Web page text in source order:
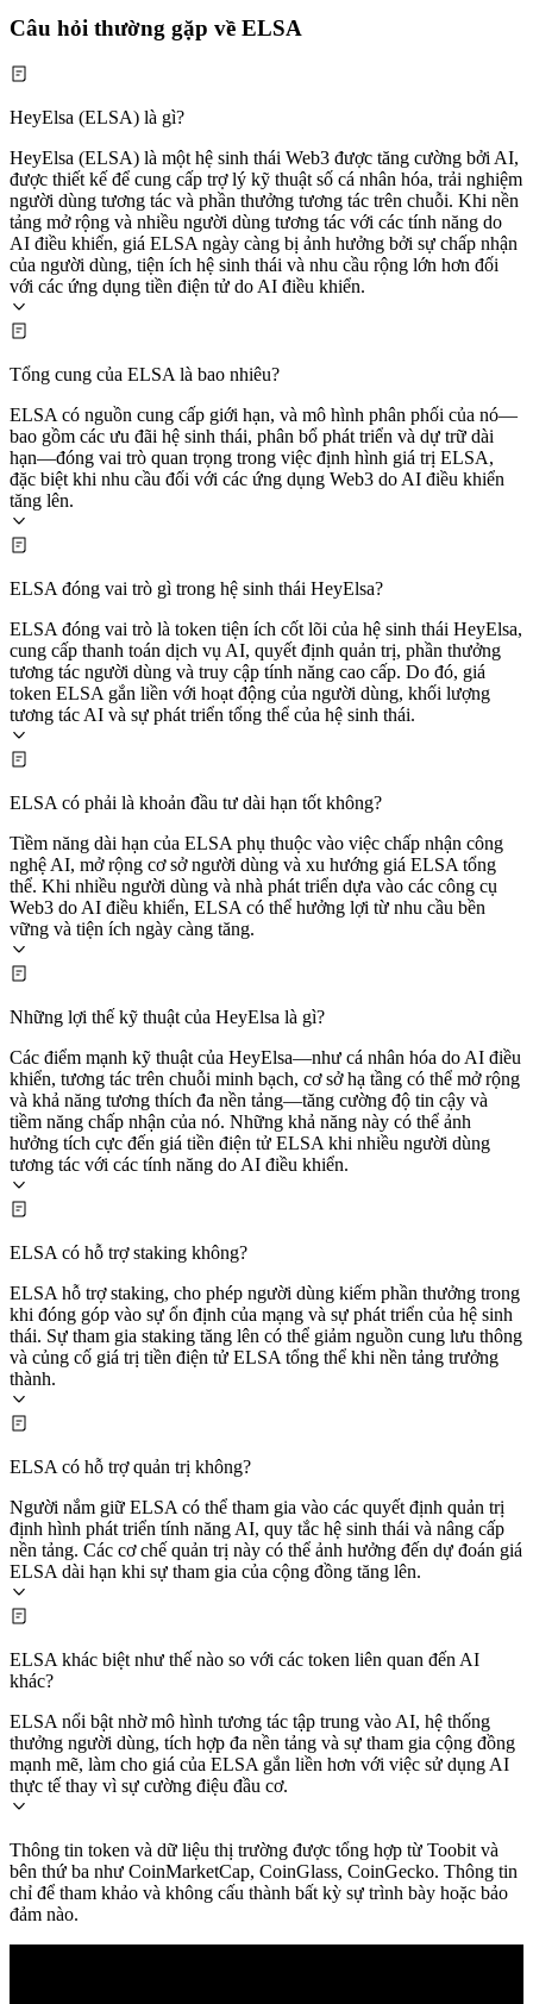
Câu hỏi thường gặp về ELSA
HeyElsa (ELSA) là gì?
HeyElsa (ELSA) là một hệ sinh thái Web3 được tăng cường bởi AI,
được thiết kế để cung cấp trợ lý kỹ thuật số cá nhân hóa, trải nghiệm
người dùng tương tác và phần thưởng tương tác trên chuỗi. Khi nền
tảng mở rộng và nhiều người dùng tương tác với các tính năng do
AI điều khiển, giá ELSA ngày càng bị ảnh hưởng bởi sự chấp nhận
của người dùng, tiện ích hệ sinh thái và nhu cầu rộng lớn hơn đối
với các ứng dụng tiền điện tử do AI điều khiển.
Tổng cung của ELSA là bao nhiêu?
ELSA có nguồn cung cấp giới hạn, và mô hình phân phối của nó—
bao gồm các ưu đãi hệ sinh thái, phân bổ phát triển và dự trữ dài
hạn—đóng vai trò quan trọng trong việc định hình giá trị ELSA,
đặc biệt khi nhu cầu đối với các ứng dụng Web3 do AI điều khiển
tăng lên.
ELSA đóng vai trò gì trong hệ sinh thái HeyElsa?
ELSA đóng vai trò là token tiện ích cốt lõi của hệ sinh thái HeyElsa,
cung cấp thanh toán dịch vụ AI, quyết định quản trị, phần thưởng
tương tác người dùng và truy cập tính năng cao cấp. Do đó, giá
token ELSA gắn liền với hoạt động của người dùng, khối lượng
tương tác AI và sự phát triển tổng thể của hệ sinh thái.
ELSA có phải là khoản đầu tư dài hạn tốt không?
Tiềm năng dài hạn của ELSA phụ thuộc vào việc chấp nhận công
nghệ AI, mở rộng cơ sở người dùng và xu hướng giá ELSA tổng
thể. Khi nhiều người dùng và nhà phát triển dựa vào các công cụ
Web3 do AI điều khiển, ELSA có thể hưởng lợi từ nhu cầu bền
vững và tiện ích ngày càng tăng.
Những lợi thế kỹ thuật của HeyElsa là gì?
Các điểm mạnh kỹ thuật của HeyElsa—như cá nhân hóa do AI điều
khiển, tương tác trên chuỗi minh bạch, cơ sở hạ tầng có thể mở rộng
và khả năng tương thích đa nền tảng—tăng cường độ tin cậy và
tiềm năng chấp nhận của nó. Những khả năng này có thể ảnh
hưởng tích cực đến giá tiền điện tử ELSA khi nhiều người dùng
tương tác với các tính năng do AI điều khiển.
ELSA có hỗ trợ staking không?
ELSA hỗ trợ staking, cho phép người dùng kiếm phần thưởng trong
khi đóng góp vào sự ổn định của mạng và sự phát triển của hệ sinh
thái. Sự tham gia staking tăng lên có thể giảm nguồn cung lưu thông
và củng cố giá trị tiền điện tử ELSA tổng thể khi nền tảng trưởng
thành.
ELSA có hỗ trợ quản trị không?
Người nắm giữ ELSA có thể tham gia vào các quyết định quản trị
định hình phát triển tính năng AI, quy tắc hệ sinh thái và nâng cấp
nền tảng. Các cơ chế quản trị này có thể ảnh hưởng đến dự đoán giá
ELSA dài hạn khi sự tham gia của cộng đồng tăng lên.
ELSA khác biệt như thế nào so với các token liên quan đến AI
khác?
ELSA nổi bật nhờ mô hình tương tác tập trung vào AI, hệ thống
thưởng người dùng, tích hợp đa nền tảng và sự tham gia cộng đồng
mạnh mẽ, làm cho giá của ELSA gắn liền hơn với việc sử dụng AI
thực tế thay vì sự cường điệu đầu cơ.
Thông tin token và dữ liệu thị trường được tổng hợp từ Toobit và
bên thứ ba như CoinMarketCap, CoinGlass, CoinGecko. Thông tin
chỉ để tham khảo và không cấu thành bất kỳ sự trình bày hoặc bảo
đảm nào.